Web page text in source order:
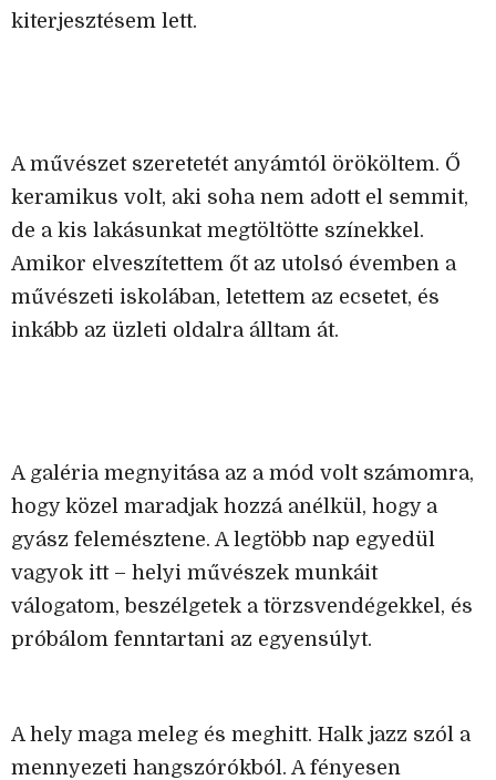
kiterjesztésem lett.
A művészet szeretetét anyámtól örököltem. Ő
keramikus volt, aki soha nem adott el semmit,
de a kis lakásunkat megtöltötte színekkel.
Amikor elveszítettem őt az utolsó évemben a
művészeti iskolában, letettem az ecsetet, és
inkább az üzleti oldalra álltam át.
A galéria megnyitása az a mód volt számomra,
hogy közel maradjak hozzá anélkül, hogy a
gyász felemésztene. A legtöbb nap egyedül
vagyok itt – helyi művészek munkáit
válogatom, beszélgetek a törzsvendégekkel, és
próbálom fenntartani az egyensúlyt.
A hely maga meleg és meghitt. Halk jazz szól a
mennyezeti hangszórókból. A fényesen